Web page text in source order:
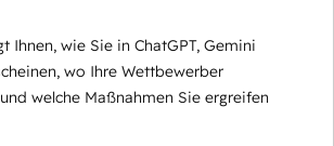
Ihnen, wie Sie in ChatGPT, Gemini
wo Ihre Wettbewerber
welche Maßnahmen Sie ergreifen